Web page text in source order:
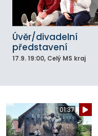
Úvěr/divadelní
představení
17.9. 19:00, Celý MS kraj
01:37